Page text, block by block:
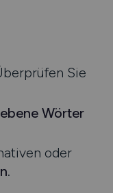
Sie
Wörter
oder
.